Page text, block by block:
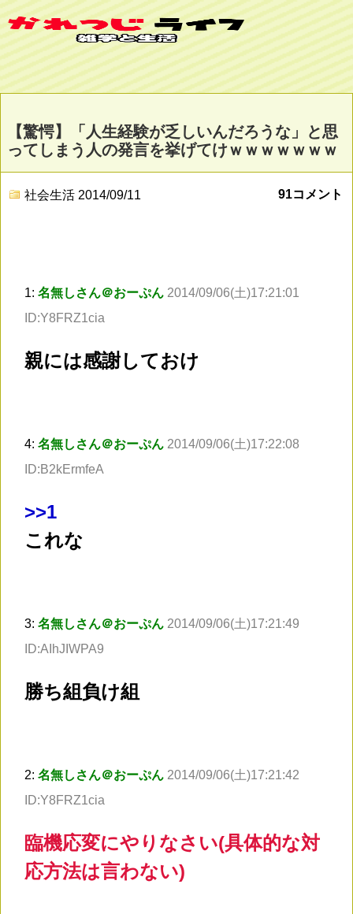
【驚愕】「人生経験が乏しいんだろうな」と思
ってしまう人の発言を挙げてけｗｗｗｗｗｗｗ
社会生活 2014/09/11 91コメント
1: 名無しさん＠おーぷん 2014/09/06(土)17:21:01
ID:Y8FRZ1cia
親には感謝しておけ
4: 名無しさん＠おーぷん 2014/09/06(土)17:22:08
ID:B2kErmfeA
>>1
これな
3: 名無しさん＠おーぷん 2014/09/06(土)17:21:49
ID:AIhJIWPA9
勝ち組負け組
2: 名無しさん＠おーぷん 2014/09/06(土)17:21:42
ID:Y8FRZ1cia
臨機応変にやりなさい(具体的な対
応方法は言わない)